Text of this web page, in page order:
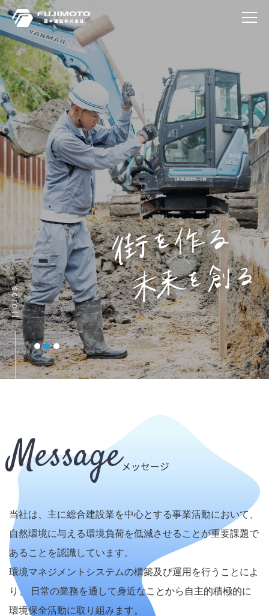
scroll
Messageメッセージ
当社は、主に総合建設業を中心とする事業活動において、
自然環境に与える環境負荷を低減させることが重要課題で
あることを認識しています。
環境マネジメントシステムの構築及び運用を行うことによ
り、
日常の業務を通して身近なことから自主的積極的に
環境保全活動に取り組みます。